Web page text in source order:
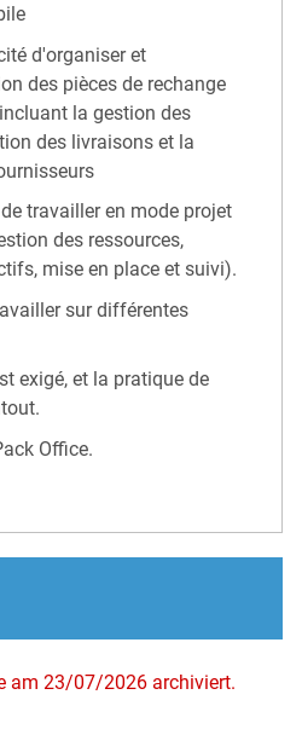
d'organiser et
des pièces de rechange
la gestion des
des livraisons et la
travailler en mode projet
des ressources,
mise en place et suivi).
sur différentes
exigé, et la pratique de
Office.
am 23/07/2026 archiviert.